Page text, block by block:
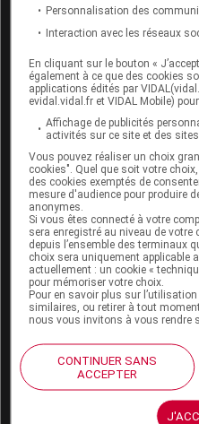
Espace
Boutique
VIDAL
VIDAL
eVIDAL
VIDAL
VIDAL widget
VIDAL
VIDAL e-
Espace
Qui
VIDAL
Carrières
Charte
Service
Personnalisation des
Interaction avec les réseaux
En cliquant sur le bouton «
également à ce que des cookies
applications édités par
evidal.vidal.fr et VIDAL Mobile)
Affichage de publicités
activités sur ce site et des
Vous pouvez réaliser un choix
cookies". Quel que soit votre
des cookies exemptés de
mesure d'audience pour produire
anonymes.
Si vous êtes connecté à votre
sera enregistré au niveau de votre
depuis l’ensemble des terminaux
choix sera uniquement applicable
actuellement : un cookie «
pour mémoriser votre choix.
Pour en savoir plus sur
similaires, ou retirer à tout
nous vous invitons à vous rendre
CONTINUER SANS
ACCEPTER